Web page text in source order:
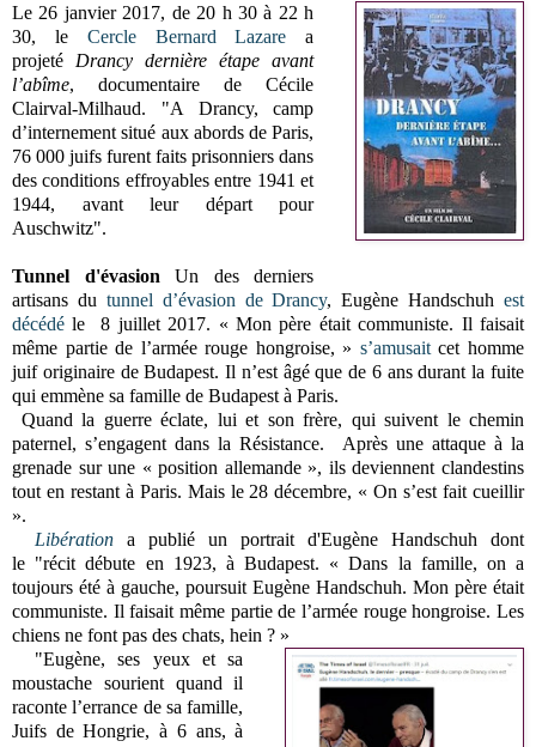
Le 26 janvier 2017, de 20 h 30 à 22 h
30, le Cercle Bernard Lazare a
projeté Drancy dernière étape avant
l’abîme, documentaire de Cécile
Clairval-Milhaud. "A Drancy, camp
d’internement situé aux abords de Paris,
76 000 juifs furent faits prisonniers dans
des conditions effroyables entre 1941 et
1944, avant leur départ pour
Auschwitz".
Tunnel d'évasion
Un des derniers
artisans du tunnel d’évasion de Drancy,Eugène Handschuh est
décédé le 8 juillet 2017. « Mon père était communiste. Il faisait
même partie de l’armée rouge hongroise, » s’amusaitcet homme
juif originaire de Budapest.Il n’est âgé que de 6 ans durant la fuite
qui emmène sa famille de Budapest à Paris.
Quand la guerre éclate, lui et son frère, qui suivent le chemin
paternel, s’engagent dans la Résistance. Après une attaque à la
grenade sur une « position allemande », ils deviennent clandestins
tout en restant à Paris. Mais le 28 décembre, « On s’est fait cueillir
».
Libérationa publié un portrait d'Eugène Handschuh dont
le "récit débute en 1923, à Budapest. « Dans la famille, on a
toujours été à gauche, poursuit Eugène Handschuh. Mon père était
communiste. Il faisait même partie de l’armée rouge hongroise. Les
chiens ne font pas des chats, hein ? »
"Eugène, ses yeux et sa
moustache sourient quand il
raconte l’errance de sa famille,
Juifs de Hongrie, à 6 ans, à